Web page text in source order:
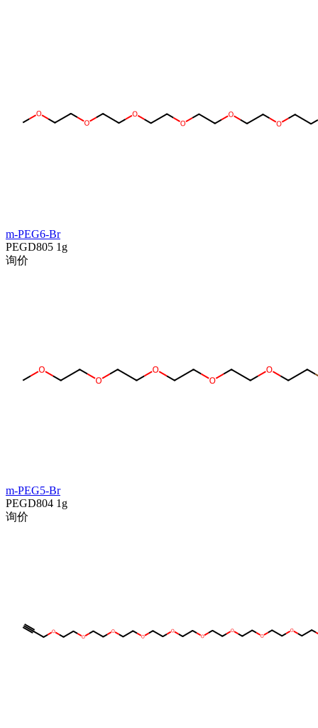
m-PEG6-Br
PEGD805 1g
询价
m-PEG5-Br
PEGD804 1g
询价